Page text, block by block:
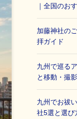
｜全国のお
加藤神社の
拝ガイド
九州で巡る
と移動・撮
九州でお祓
社5選と選び